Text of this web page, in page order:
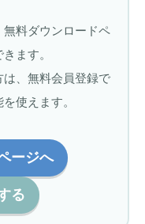
料ダウンロードペ
ます。
、無料会員登録で
使えます。
ージへ
る